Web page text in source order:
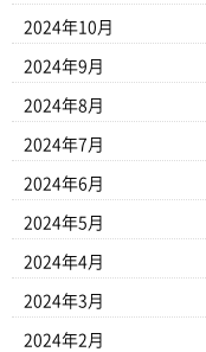
2024年10月
2024年9月
2024年8月
2024年7月
2024年6月
2024年5月
2024年4月
2024年3月
2024年2月